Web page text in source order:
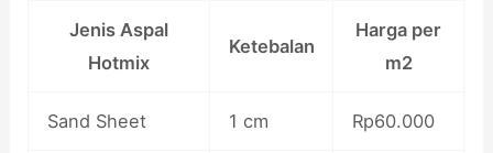
Jenis Aspal
Hotmix
Ketebalan
Harga per
m2
Sand Sheet 1 cm Rp60.000